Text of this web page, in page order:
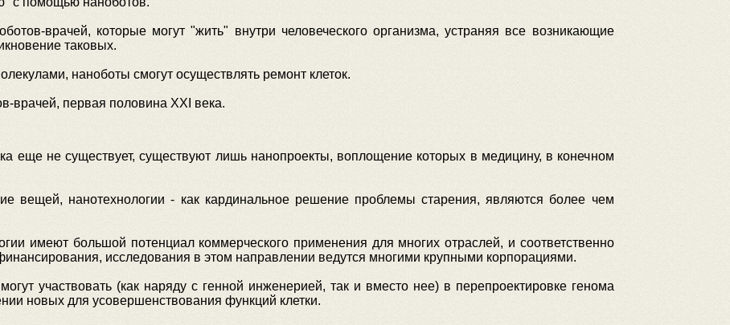
врачей, которые могут "жить" внутри человеческого организма, устраняя все возникающие
таковых.
наноботы смогут осуществлять ремонт клеток.
врачей, первая половина XXI века.
еще не существует, существуют лишь нанопроекты, воплощение которых в медицину, в конечном
вещей, нанотехнологии - как кардинальное решение проблемы старения, являются более чем
имеют большой потенциал коммерческого применения для многих отраслей, и соответственно
исследования в этом направлении ведутся многими крупными корпорациями.
участвовать (как наряду с генной инженерией, так и вместо нее) в перепроектировке генома
новых для усовершенствования функций клетки.